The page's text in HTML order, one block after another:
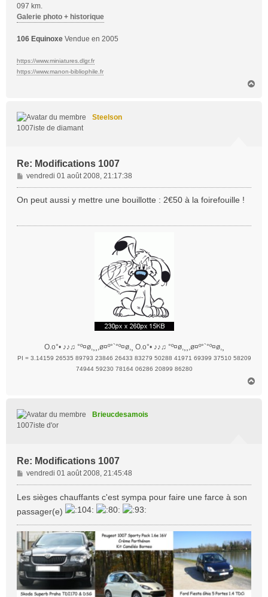
097 km.
Galerie photo + historique
106 Equinoxe Vendue en 2005
https://www.miniatures.dlgr.fr
https://www.manon-bibliophile.fr
Steelson
1007iste de diamant
Re: Modifications 1007
M
e
s
vendredi 01 août 2008, 21:17:38
On peut aussi y mettre une bouillotte : 2€50 à la foirefouille !
O.o°• ♪♪♫ °º¤ø,¸¸,ø¤º°`°º¤ø,¸ O.o°• ♪♪♫ °º¤ø,¸¸,ø¤º°`°º¤ø,¸
PI = 3.14159 26535 89793 23846 26433 83279 50288 41971 69399 37510 58209
74944 59230 78164 06286 20899 86280
Brieucdesamois
1007iste d'or
Re: Modifications 1007
M
e
s
a
g
vendredi 01 août 2008, 21:45:48
Les sièges chauffants c'est sympa pour faire une farce à son
passager(e)